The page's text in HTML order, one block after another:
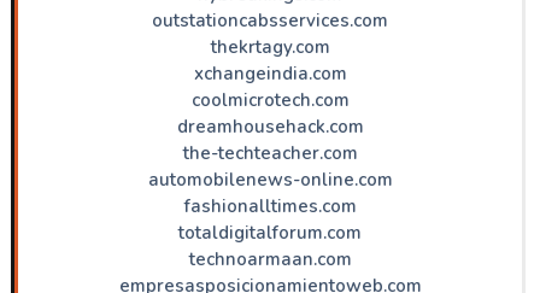
outstationcabsservices.com
thekrtagy.com
xchangeindia.com
coolmicrotech.com
dreamhousehack.com
the-techteacher.com
automobilenews-online.com
fashionalltimes.com
totaldigitalforum.com
technoarmaan.com
empresasposicionamientoweb.com